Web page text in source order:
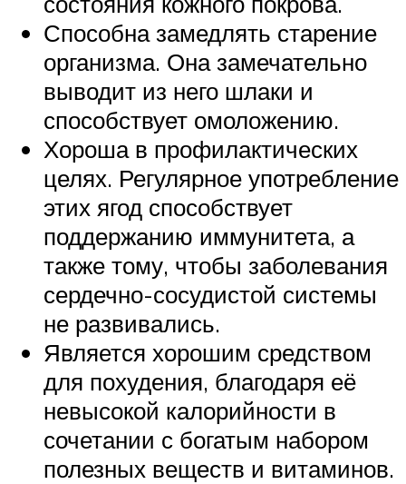
Способна замедлять старение
организма. Она замечательно
выводит из него шлаки и
способствует омоложению.
Хороша в профилактических
целях. Регулярное употребление
этих ягод способствует
поддержанию иммунитета, а
также тому, чтобы заболевания
сердечно-сосудистой системы
не развивались.
Является хорошим средством
для похудения, благодаря её
невысокой калорийности в
сочетании с богатым набором
полезных веществ и витаминов.